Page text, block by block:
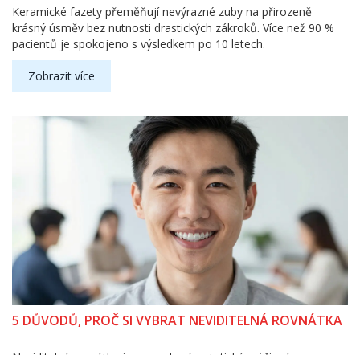
Keramické fazety přeměňují nevýrazné zuby na přirozeně
krásný úsměv bez nutnosti drastických zákroků. Více než 90 %
pacientů je spokojeno s výsledkem po 10 letech.
Zobrazit více
5 DŮVODŮ, PROČ SI VYBRAT NEVIDITELNÁ ROVNÁTKA